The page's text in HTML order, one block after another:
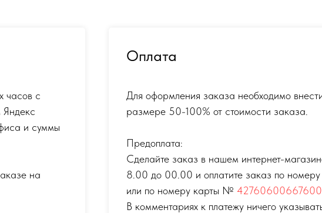
часов с
и суммы
на
Оплата
Для оформления заказа необходимо
размере 50-100% от стоимости заказа.
Предоплата:
Сделайте заказ в нашем интернет-
8.00 до 00.00 и оплатите заказ по номеру
или по номеру карты №
В комментариях к платежу ничего